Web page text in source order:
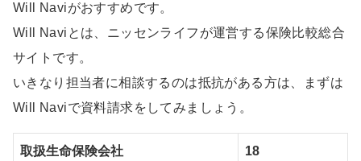
Will Naviがおすすめです。
Will Naviとは、ニッセンライフが運営する保険比較総合
サイトです。
いきなり担当者に相談するのは抵抗がある方は、まずは
Will Naviで資料請求をしてみましょう。
取扱生命保険会社 18